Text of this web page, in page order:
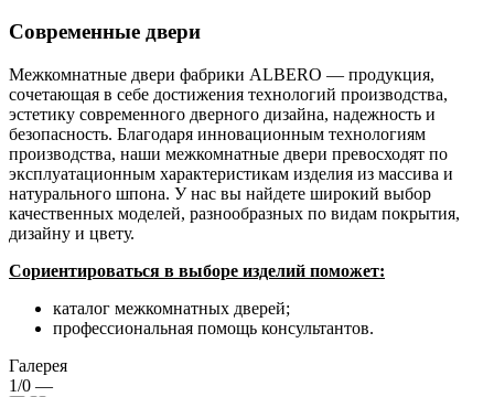
Современные двери
Межкомнатные двери фабрики ALBERO — продукция,
сочетающая в себе достижения технологий производства,
эстетику современного дверного дизайна, надежность и
безопасность. Благодаря инновационным технологиям
производства, наши межкомнатные двери превосходят по
эксплуатационным характеристикам изделия из массива и
натурального шпона. У нас вы найдете широкий выбор
качественных моделей, разнообразных по видам покрытия,
дизайну и цвету.
Сориентироваться в выборе изделий поможет:
каталог межкомнатных дверей;
профессиональная помощь консультантов.
Галерея
1/0 —